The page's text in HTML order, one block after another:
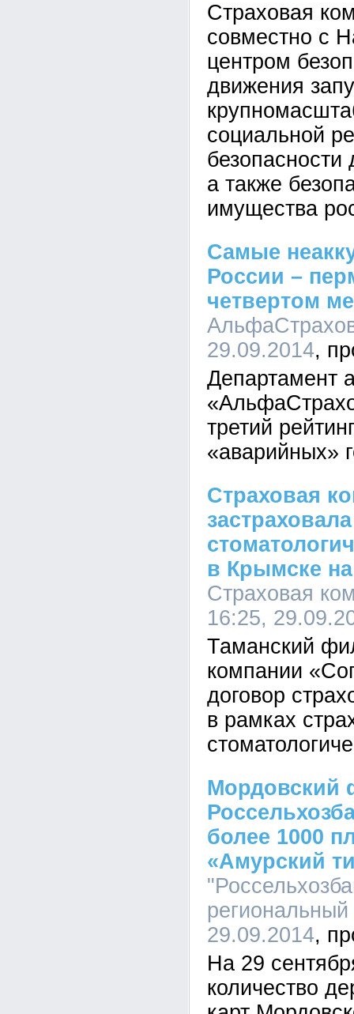
Страховая
совместно с
центром
движения
социальной
а также
имущества
Самые
России –
четвертом
29.09.2014
Департамент
третий
«аварийных»
Страховая
в Крымске
Страховая
16:25,
Таманский
компании
договор
в рамках
Мордовский
более 1000
«Амурский
29.09.2014
На 29
количество